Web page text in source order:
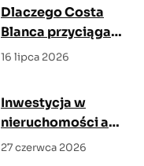
Dlaczego Costa
Blanca przyciąga
kupujących z Polski?
16 lipca 2026
Inwestycja w
nieruchomości a
inflacja – jak chronić
27 czerwca 2026